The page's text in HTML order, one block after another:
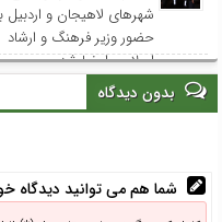
شهرهای لاهیجان و اردبیل
حضور وزیر فرهنگ و ارشاد
اسلامی امضا شد
بدون دیدگاه
شما هم می توانید دیدگاه